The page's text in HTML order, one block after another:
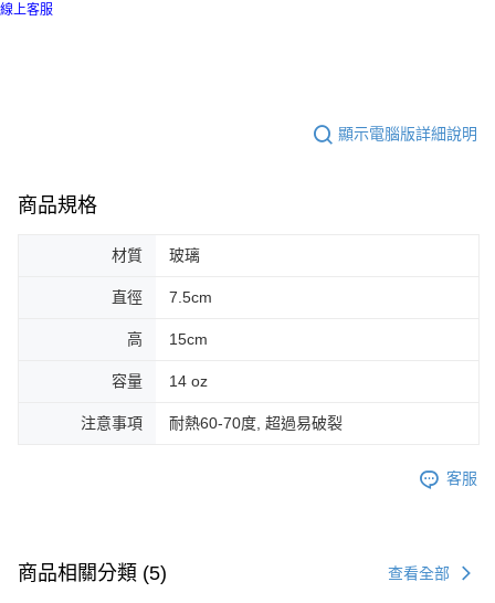
線上客服
顯示電腦版詳細說明
商品規格
材質 玻璃
直徑 7.5cm
高 15cm
容量 14 oz
注意事項 耐熱60-70度, 超過易破裂
客服
商品相關分類 (5) 查看全部